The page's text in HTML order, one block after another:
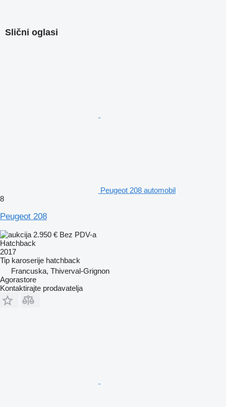
Slični oglasi
Peugeot 208 automobil
8
Peugeot 208
2.950 € Bez PDV-a
Hatchback
2017
Tip karoserije hatchback
Francuska, Thiverval-Grignon
Agorastore
Kontaktirajte prodavatelja